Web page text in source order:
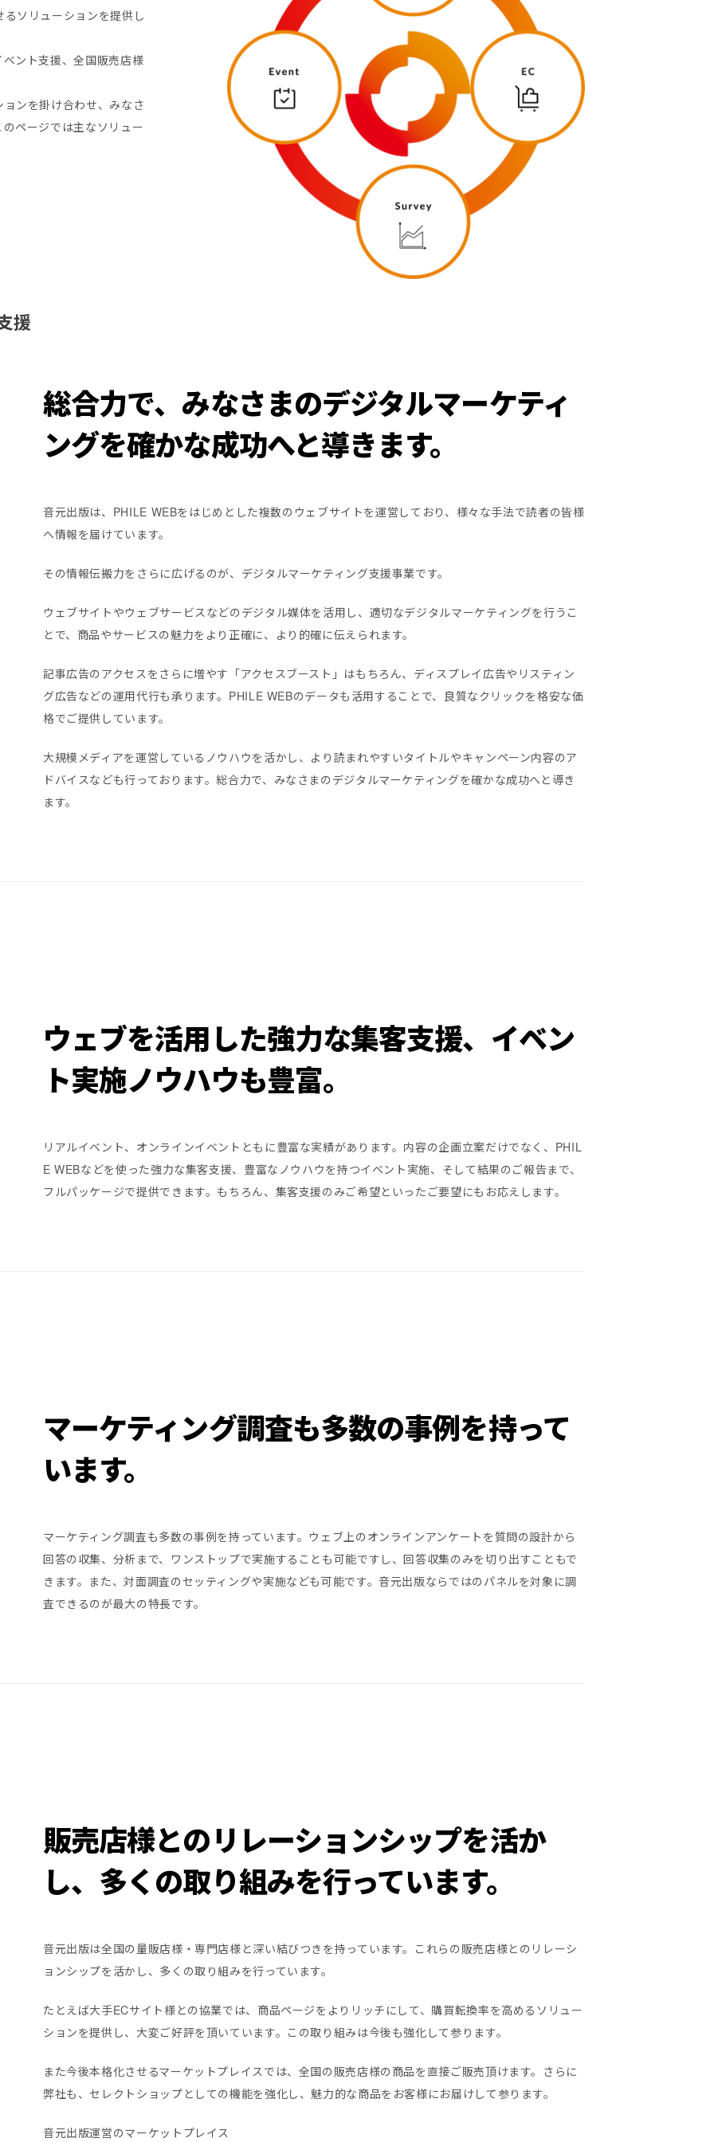
ソリューションを提供し
ント支援、全国販売店様
ンを掛け合わせ、みなさ
ページでは主なソリュー
援
総合力で、みなさまのデジタルマーケティ
ングを確かな成功へと導きます。
音元出版は、PHILE WEBをはじめとした複数のウェブサイトを運営しており、様々な手法で読者の皆様
へ情報を届けています。
その情報伝搬力をさらに広げるのが、デジタルマーケティング支援事業です。
ウェブサイトやウェブサービスなどのデジタル媒体を活用し、適切なデジタルマーケティングを行うこ
とで、商品やサービスの魅力をより正確に、より的確に伝えられます。
記事広告のアクセスをさらに増やす「アクセスブースト」はもちろん、ディスプレイ広告やリスティン
グ広告などの運用代行も承ります。PHILE WEBのデータも活用することで、良質なクリックを格安な価
格でご提供しています。
大規模メディアを運営しているノウハウを活かし、より読まれやすいタイトルやキャンペーン内容のア
ドバイスなども行っております。総合力で、みなさまのデジタルマーケティングを確かな成功へと導き
ます。
ウェブを活用した強力な集客支援、イベン
ト実施ノウハウも豊富。
リアルイベント、オンラインイベントともに豊富な実績があります。内容の企画立案だけでなく、PHIL
E WEBなどを使った強力な集客支援、豊富なノウハウを持つイベント実施、そして結果のご報告まで、
フルパッケージで提供できます。もちろん、集客支援のみご希望といったご要望にもお応えします。
マーケティング調査も多数の事例を持って
います。
マーケティング調査も多数の事例を持っています。ウェブ上のオンラインアンケートを質問の設計から
回答の収集、分析まで、ワンストップで実施することも可能ですし、回答収集のみを切り出すこともで
きます。また、対面調査のセッティングや実施なども可能です。音元出版ならではのパネルを対象に調
査できるのが最大の特長です。
販売店様とのリレーションシップを活か
し、多くの取り組みを行っています。
音元出版は全国の量販店様・専門店様と深い結びつきを持っています。これらの販売店様とのリレーシ
ョンシップを活かし、多くの取り組みを行っています。
たとえば大手ECサイト様との協業では、商品ページをよりリッチにして、購買転換率を高めるソリュー
ションを提供し、大変ご好評を頂いています。この取り組みは今後も強化して参ります。
また今後本格化させるマーケットプレイスでは、全国の販売店様の商品を直接ご販売頂けます。さらに
弊社も、セレクトショップとしての機能を強化し、魅力的な商品をお客様にお届けして参ります。
音元出版運営のマーケットプレイス